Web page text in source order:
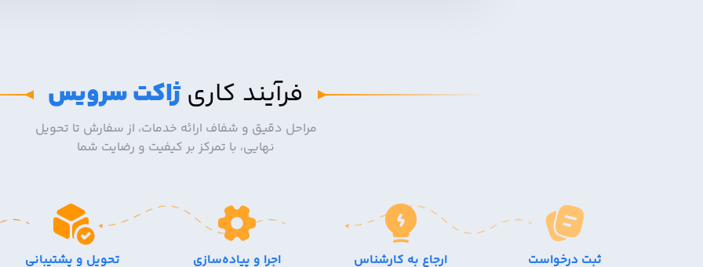
فرآیند کاریژاکت سرویس
مراحل دقیق و شفاف ارائه خدمات، از سفارش تا تحویل
نهایی، با تمرکز بر کیفیت و رضایت شما
ثبت درخواست ارجاع به کارشناس اجرا و پیاده‌سازی تحویل و پشتیبانی